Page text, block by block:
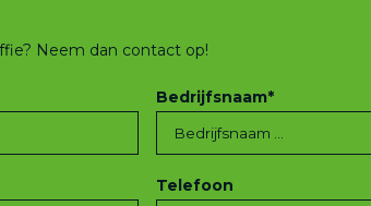
Neem dan contact op!
Bedrijfsnaam*
Telefoon